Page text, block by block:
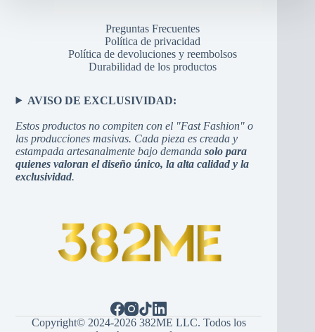
Preguntas Frecuentes
Política de privacidad
Política de devoluciones y reembolsos
Durabilidad de los productos
AVISO DE EXCLUSIVIDAD:
Estos productos no compiten con el "Fast Fashion" o
las producciones masivas. Cada pieza es creada y
estampada artesanalmente bajo demandasolo para
quienes valoran el diseño único, la alta calidad y la
exclusividad.
Copyright© 2024-2026 382ME LLC. Todos los